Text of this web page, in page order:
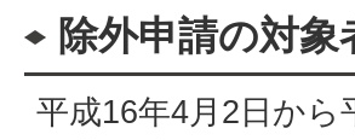
除外申請の対象
平成16年4月2日から